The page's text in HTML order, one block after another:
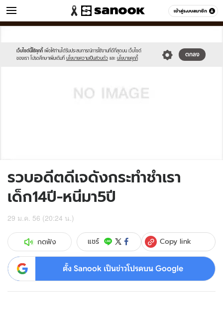
เข้าสู่ระบบสมาชิก
ข่าว หมวดอื่นๆ
เว็บไซต์นี้ใช้คุกกี้ เพื่อให้ท่านได้รับประสบการณ์การใช้งานที่ดีที่สุดบน เว็บไซต์
ของเรา โปรดศึกษาเพิ่มเติมที่ นโยบายความเป็นส่วนตัว และ นโยบายคุกกี้
ตกลง
sanook.png
image.jpg
รวบอดีตดีเจดังกระทำชำเรา
เด็ก14ปี-หนีมา5ปี
29 ม.ค. 56 (20:24 น.)
กดฟัง แชร์ Copy link
ตั้ง Sanook เป็นข่าวโปรดบน Google